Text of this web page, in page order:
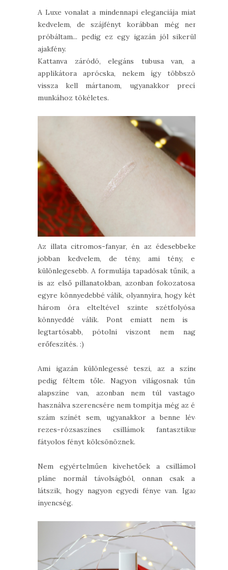
A Luxe vonalat a mindennapi eleganciája miatt
kedvelem, de szájfényt korábban még nem
próbáltam... pedig ez egy igazán jól sikerült
ajakfény.
Kattanva záródó, elegáns tubusa van, az
applikátora aprócska, nekem így többször
vissza kell mártanom, ugyanakkor precíz
munkához tökéletes.
Az illata citromos-fanyar, én az édesebbeket
jobban kedvelem, de tény, ami tény, ez
különlegesebb. A formulája tapadósak tűnik, az
is az első pillanatokban, azonban fokozatosan
egyre könnyedebbé válik, olyannyira, hogy két-
három óra elteltével szinte szétfolyósan
könnyeddé válik. Pont emiatt nem is a
legtartósabb, pótolni viszont nem nagy
erőfeszítés. :)
Ami igazán különlegessé teszi, az a színe,
pedig féltem tőle. Nagyon világosnak tűnő
alapszíne van, azonban nem túl vastagon
használva szerencsére nem tompítja még az én
szám színét sem, ugyanakkor a benne lévő
rezes-rózsaszínes csillámok fantasztikus,
fátyolos fényt kölcsönöznek.
Nem egyértelműen kivehetőek a csillámok,
pláne normál távolságból, onnan csak az
látszik, hogy nagyon egyedi fénye van. Igazi
ínyencség.